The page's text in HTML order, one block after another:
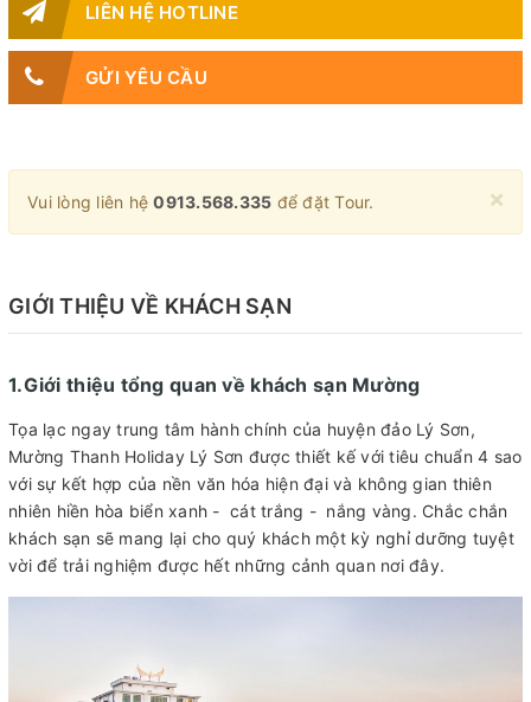
LIÊN HỆ HOTLINE
GỬI YÊU CẦU
×
Vui lòng liên hệ0913.568.335 để đặt Tour.
GIỚI THIỆU VỀ KHÁCH SẠN
1.Giới thiệu tổng quan về khách sạn Mường
Tọa lạc ngay trung tâm hành chính của huyện đảo Lý Sơn,
Mường Thanh Holiday Lý Sơn được thiết kế với tiêu chuẩn 4 sao
với sự kết hợp của nền văn hóa hiện đại và không gian thiên
nhiên hiền hòa biển xanh - cát trắng - nắng vàng. Chắc chắn
khách sạn sẽ mang lại cho quý khách một kỳ nghỉ dưỡng tuyệt
vời để trải nghiệm được hết những cảnh quan nơi đây.